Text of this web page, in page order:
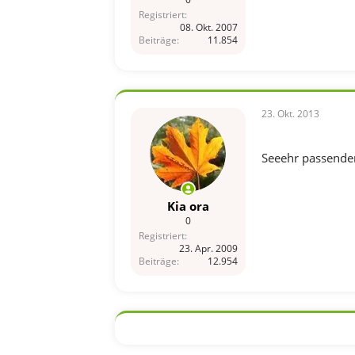
Registriert
08. Okt. 2007
Beiträge
11.854
Kia ora
0
Registriert
23. Apr. 2009
Beiträge
12.954
23. Okt. 2013
Seeehr